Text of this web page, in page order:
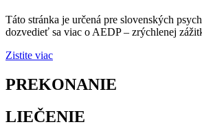
Táto stránka je určená pre slovenských
dozvedieť sa viac o AEDP – zrýchlenej
Zistite viac
PREKONANIE
LIEČENIE